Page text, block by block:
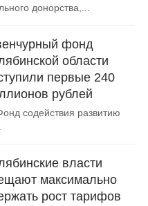
донорства,...
фонд
области
первые 240
рублей
содействия развитию
власти
максимально
рост тарифов